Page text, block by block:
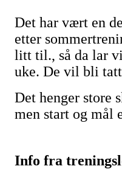
Det har vært en
etter
litt til., så da lar vi
uke. De vil bli
Det henger store
men start og mål
Info fra